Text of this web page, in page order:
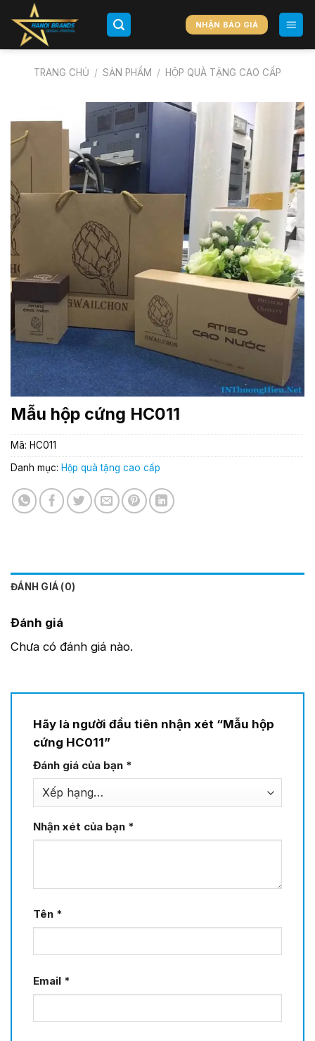
Chuyển
đến
NHẬN BÁO GIÁ
TRANG CHỦ / SẢN PHẨM / HỘP QUÀ TẶNG CAO CẤP
Mẫu hộp cứng HC011
Mã: HC011
Danh mục: Hộp quà tặng cao cấp
ĐÁNH GIÁ (0)
Đánh giá
Chưa có đánh giá nào.
Hãy là người đầu tiên nhận xét “Mẫu hộp
cứng HC011”
Đánh giá của bạn *
Nhận xét của bạn *
Tên *
Email *